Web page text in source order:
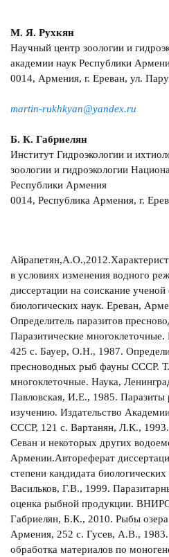
М. Я. Рухкян
Научный центр зоологии и
академии наук Республики
0014, Армения, г. Ереван, ул.
martin-rukhkyan@yandex.ru
Б. К. Габриелян
Институт Гидроэкологии и
зоологии и гидроэкологии
Республики Армения
0014, Республика Армения, г.
в условиях изменения водного
диссертации на соискание ученой
биологических наук. Ереван,
Определитель паразитов
Паразитические
425 с. Бауер, О.Н., 1987.
пресноводных рыб фауны СССР. Т.
многоклеточные. Наука,
Павловская, И.Е., 1985. Паразиты
изучению. Издательство
СССР, 121 с. Вартанян, Л.К.,
Севан и некоторых других
Армении.Автореферат
степени кандидата
Васильков, Г.В., 1999.
оценка рыбной продукции.
Габриелян, Б.К., 2010. Рыбы
Армения, 252 с. Гусев, А.В.,
обработка материалов по